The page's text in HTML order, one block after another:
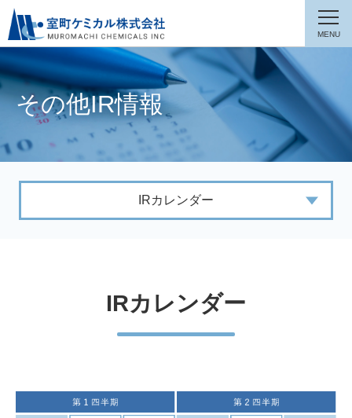
その他IR情報
IRカレンダー
IRカレンダー